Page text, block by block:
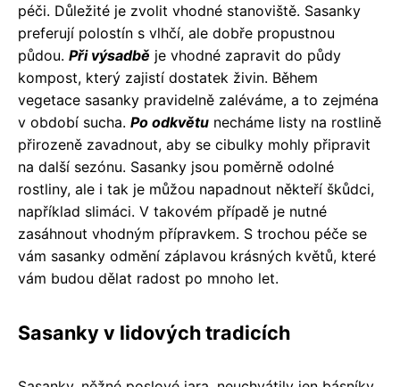
péči. Důležité je zvolit vhodné stanoviště. Sasanky
preferují polostín s vlhčí, ale dobře propustnou
půdou. Při výsadbě je vhodné zapravit do půdy
kompost, který zajistí dostatek živin. Během
vegetace sasanky pravidelně zaléváme, a to zejména
v období sucha. Po odkvětu necháme listy na rostlině
přirozeně zavadnout, aby se cibulky mohly připravit
na další sezónu. Sasanky jsou poměrně odolné
rostliny, ale i tak je můžou napadnout někteří škůdci,
například slimáci. V takovém případě je nutné
zasáhnout vhodným přípravkem. S trochou péče se
vám sasanky odmění záplavou krásných květů, které
vám budou dělat radost po mnoho let.
Sasanky v lidových tradicích